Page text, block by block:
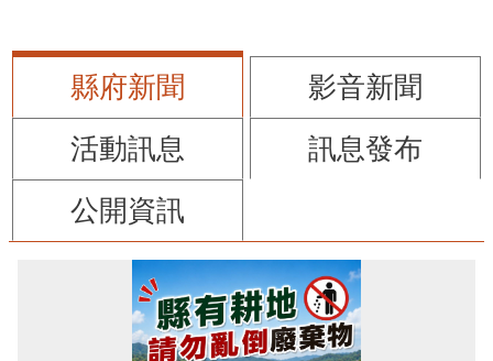
縣府新聞
影音新聞
活動訊息
訊息發布
公開資訊